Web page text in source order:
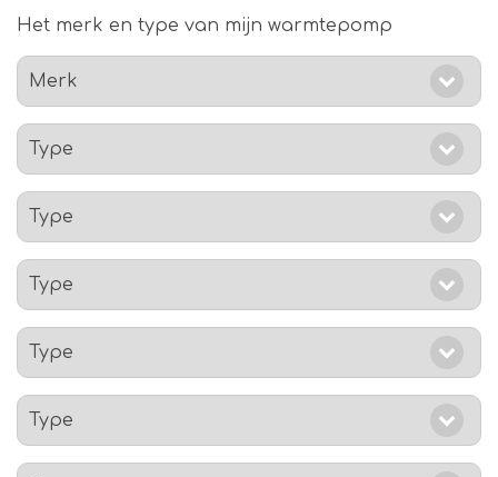
Het merk en type van mijn warmtepomp